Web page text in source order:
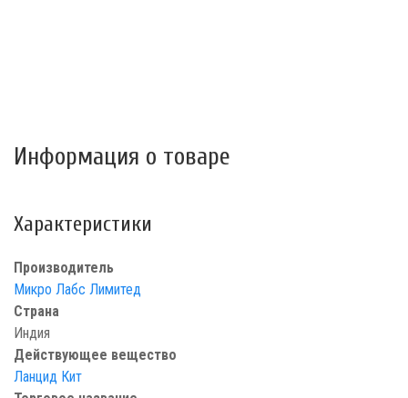
Информация о товаре
Характеристики
Производитель
Микро Лабс Лимитед
Страна
Индия
Действующее вещество
Ланцид Кит